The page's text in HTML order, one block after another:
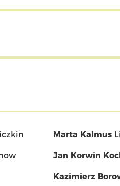
Marta Kalmus
Jan Korwin
Kazimierz